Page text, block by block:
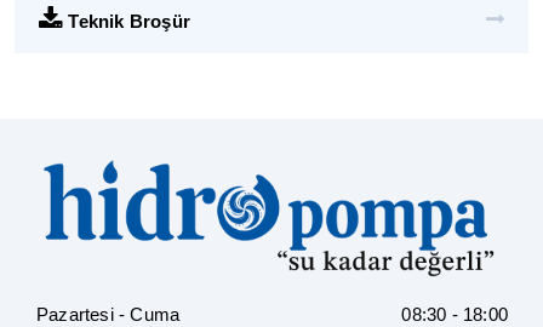
Teknik Broşür
Pazartesi - Cuma
08:30 - 18:00